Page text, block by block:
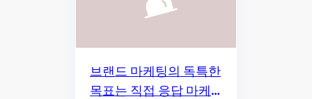
브랜드 마케팅의 독특한
목표는 직접 응답 마케